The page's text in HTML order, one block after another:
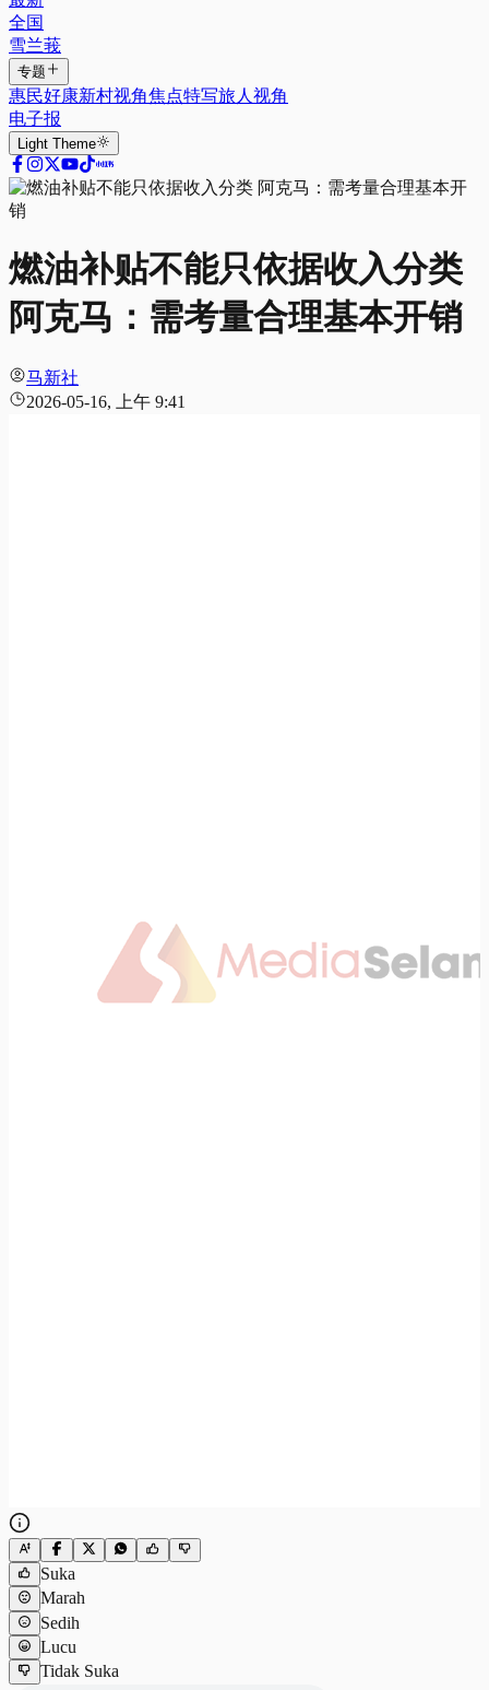
全国
雪兰莪
专题
惠民好康新村视角焦点特写旅人视角
电子报
Light Theme
燃油补贴不能只依据收入分类
阿克马：需考量合理基本开销
马新社
2026-05-16, 上午 9:41
Suka
Marah
Sedih
Lucu
Tidak Suka